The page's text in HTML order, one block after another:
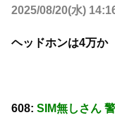
2025/08/20(水)
ヘッドホンは4万か
608: SIM無しさん